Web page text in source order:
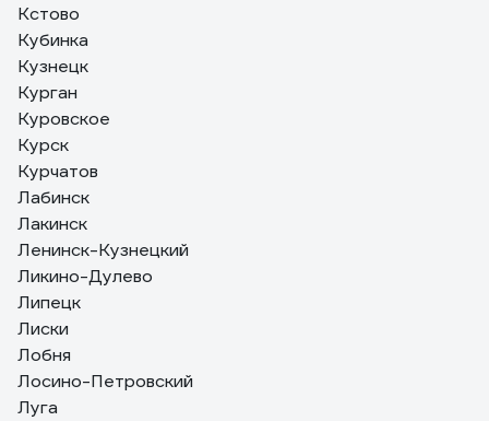
Кстово
Кубинка
Кузнецк
Курган
Куровское
Курск
Курчатов
Лабинск
Лакинск
Ленинск-Кузнецкий
Ликино-Дулево
Липецк
Лиски
Лобня
Лосино-Петровский
Луга